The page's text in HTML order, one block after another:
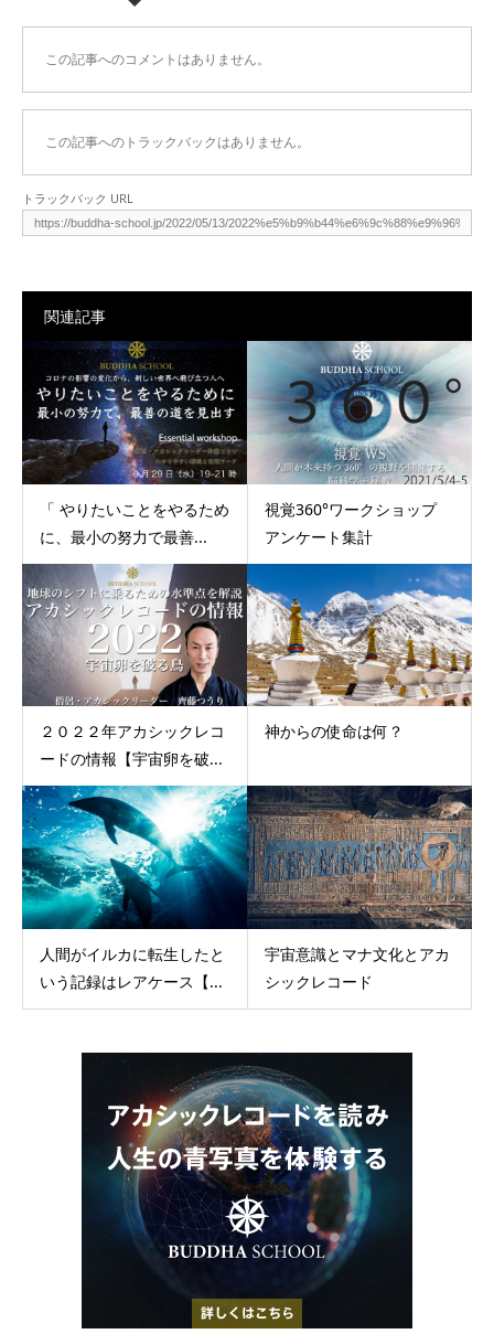
この記事へのコメントはありません。
この記事へのトラックバックはありません。
トラックバック URL
関連記事
「 やりたいことをやるため
に、最小の努力で最善...
視覚360°ワークショップ
アンケート集計
２０２２年アカシックレコ
ードの情報【宇宙卵を破...
神からの使命は何？
人間がイルカに転生したと
いう記録はレアケース【...
宇宙意識とマナ文化とアカ
シックレコード